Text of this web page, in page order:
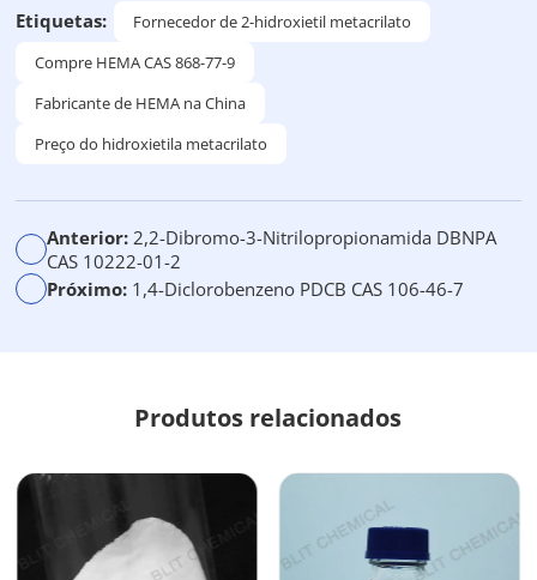
e
n
a
:
Etiquetas:
Fornecedor de 2-hidroxietil metacrilato
Compre HEMA CAS 868-77-9
Fabricante de HEMA na China
Preço do hidroxietila metacrilato
Anterior:2,2-Dibromo-3-Nitrilopropionamida DBNPA
CAS 10222-01-2
Próximo: 1,4-Diclorobenzeno PDCB CAS 106-46-7
Produtos relacionados